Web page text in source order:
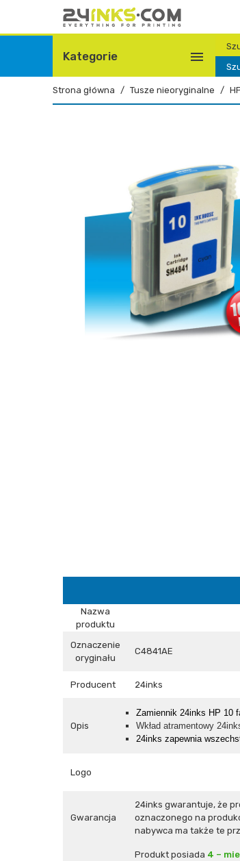
Kategorie 
Strona główna Tusze nieoryginalne
Nazwa
produktu
Oznaczenie
oryginału
C4841AE
Producent 24inks
Opis
Zamiennik 24inks HP 10
Wkład atramentowy
24inks zapewnia
Logo
Gwarancja
24inks gwarantuje, że
oznaczonego na
nabywca ma także te
Produkt posiada 4 –